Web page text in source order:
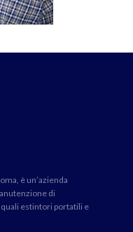
è un’azienda
di
quali estintori portatili e